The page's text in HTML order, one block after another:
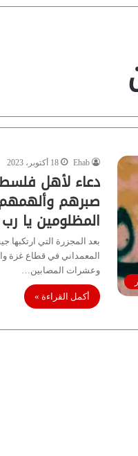
Ehab 18 أكتوبر، 2023
دعاء لأهل
صبرهم وألهمهم
المظلومين يا
بعد المجزرة التي ارتكبها
وعشرات المصابين…
أكمل القراءة »